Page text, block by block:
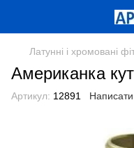
Латунні і хромовані
Американка
Артикул: 12891 Написати